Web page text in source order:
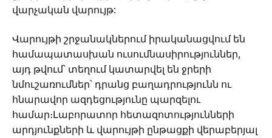
վարչական վարույթ:
Վարույթի շրջանակներում իրականացվում են
համապատասխան ուսումնասիրություններ,
այդ թվում՝ տեղում կատարվել են ջրերի
նմուշառումներ՝ դրանց բաղադրությունն ու
հնարավոր ազդեցությունը պարզելու
համար։Լաբորատոր հետազոտությունների
արդյունքների և վարույթի ընթացքի վերաբերյալ